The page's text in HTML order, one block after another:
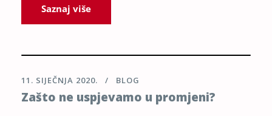
Saznaj više
11. SIJEČNJA 2020. BLOG
Zašto ne uspjevamo u promjeni?